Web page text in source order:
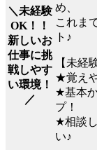
＼未経験
OK！！
新しいお
仕事に挑
戦しやす
い環境！
／
め、
これま
ト♪
【未経
★覚え
★基本
プ！
★相談
い♪